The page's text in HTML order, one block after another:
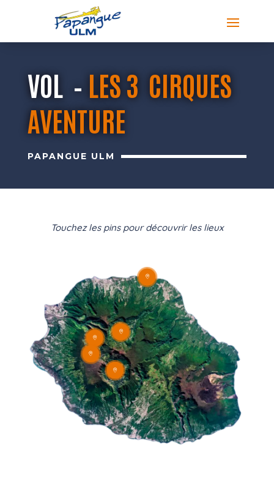
VOL – LES 3 CIRQUES
AVENTURE
PAPANGUE ULM
Touchez les pins pour découvrir les lieux




